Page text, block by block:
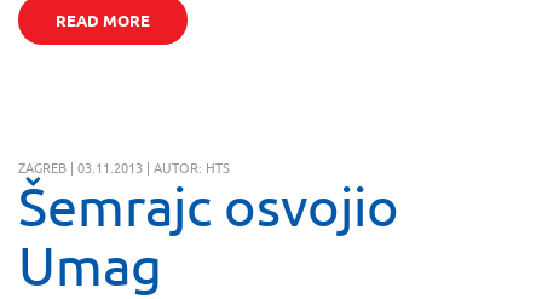
READ MORE
ZAGREB | 03.11.2013 | AUTOR: HTS
Šemrajc osvojio
Umag